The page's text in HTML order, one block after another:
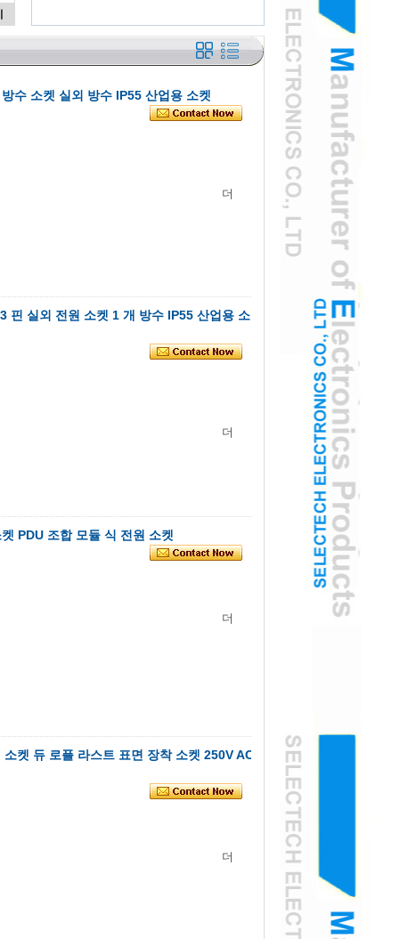
수 소켓 실외 방수 IP55 산업용 소켓
더
핀 실외 전원 소켓 1 개 방수 IP55 산업용 소
더
PDU 조합 모듈 식 전원 소켓
더
켓 듀 로플 라스트 표면 장착 소켓 250V AC
더